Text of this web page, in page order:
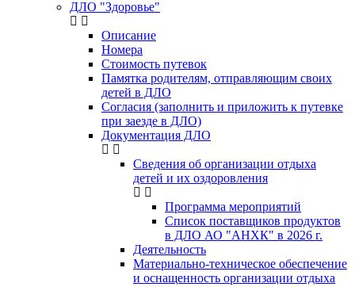
ДЛО "Здоровье"
Описание
Номера
Стоимость путевок
Памятка родителям, отправляющим своих
детей в ДЛО
Согласия (заполнить и приложить к путевке
при заезде в ДЛО)
Документация ДЛО
Сведения об организации отдыха
детей и их оздоровления
Программа мероприятий
Список поставщиков продуктов
в ДЛО АО "АНХК" в 2026 г.
Деятельность
Материально-техническое обеспечение
и оснащенность организации отдыха